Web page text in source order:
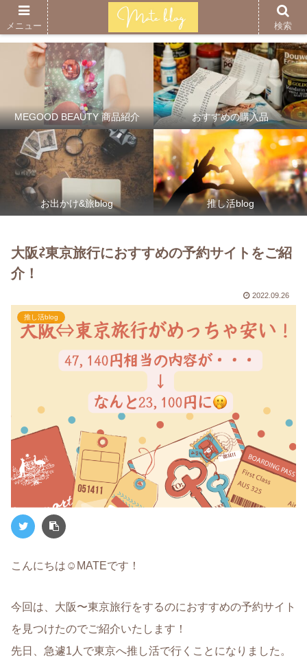
MEGOOD BEAUTY 商品紹介 おすすめの購入品
お出かけ&旅blog 推し活blog
大阪⇄東京旅行におすすめの予約サイトをご紹
介！
2022.09.26
推し活blog
こんにちは☺︎MATEです！
今回は、大阪〜東京旅行をするのにおすすめの予約サイト
を見つけたのでご紹介いたします！
先日、急遽1人で東京へ推し活で行くことになりました。
メニュー 検索